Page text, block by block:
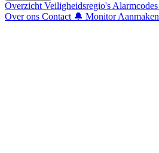
Overzicht Veiligheidsregio's Alarmcodes
Over ons Contact 🔔 Monitor Aanmaken